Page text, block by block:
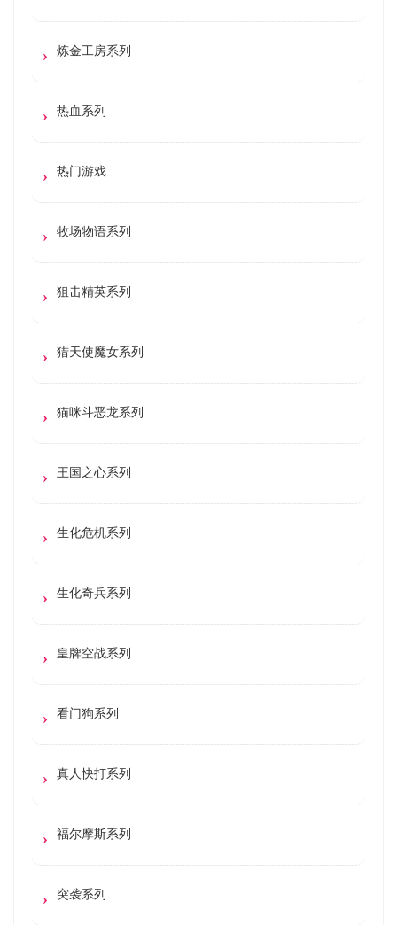
炼金工房系列
热血系列
热门游戏
牧场物语系列
狙击精英系列
猎天使魔女系列
猫咪斗恶龙系列
王国之心系列
生化危机系列
生化奇兵系列
皇牌空战系列
看门狗系列
真人快打系列
福尔摩斯系列
突袭系列